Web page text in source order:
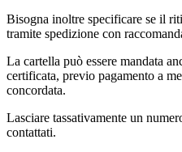
Bisogna inoltre specificare se il
tramite spedizione con
La cartella può essere mandata
certificata, previo pagamento a
concordata.
Lasciare tassativamente un
contattati.